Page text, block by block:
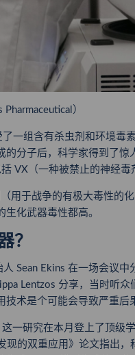
）
一组含有杀虫剂和环境毒
的分子后，科学家得到了
VX（一种被禁止的神经毒
用于战争的有极大毒性的
化武器毒性都高。
？
Sean Ekins 在一场会议
Lentzos 分享，当时听
术是个可能会导致严重后
一研究在本月登上了顶级
现的双重应用》论文指出